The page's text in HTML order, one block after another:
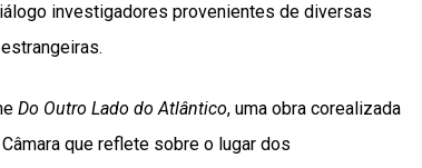
investigadores provenientes de diversas
Do Outro Lado do Atlântico, uma obra corealizada
que reflete sobre o lugar dos